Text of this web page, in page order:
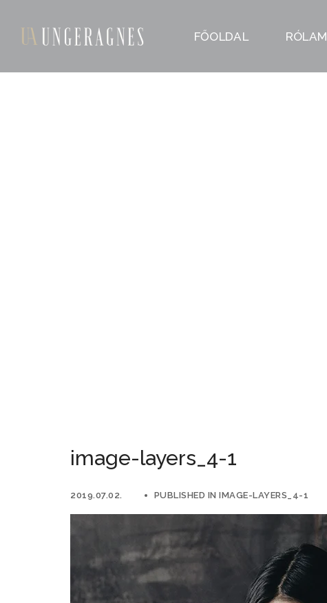
FŐOLDAL RÓLAM
image-layers_4-1
2019.07.02. PUBLISHED IN IMAGE-LAYERS_4-1